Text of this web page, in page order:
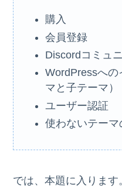
購入
会員登録
Discordコミュ
WordPressへの
マと子テーマ）
ユーザー認証
使わないテーマ
では、本題に入ります